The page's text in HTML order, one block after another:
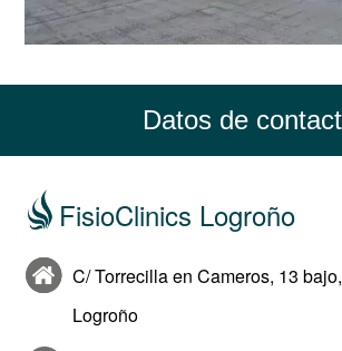
Datos de
FisioClinics Logroño
C/ Torrecilla en Cameros, 13
Logroño